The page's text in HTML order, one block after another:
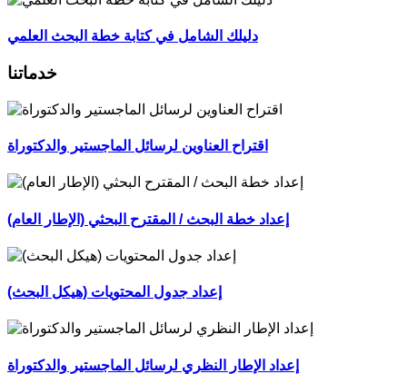
دليلك الشامل في كتابة خطة البحث العلمي
خدماتنا
اقتراح العناوين لرسائل الماجستير والدكتوراة
إعداد خطة البحث / المقترح البحثي (الإطار العام)
إعداد جدول المحتويات (هيكل البحث)
إعداد الإطار النظري لرسائل الماجستير والدكتوراة